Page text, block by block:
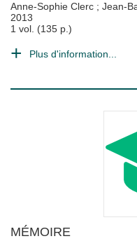
Anne-Sophie Clerc ; Jean-
2013
1 vol. (135 p.)
Plus d'information...
MÉMOIRE